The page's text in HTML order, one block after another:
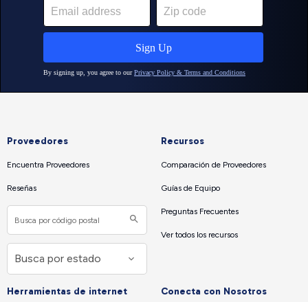
Proveedores
Encuentra Proveedores
Reseñas
Recursos
Comparación de Proveedores
Guías de Equipo
Preguntas Frecuentes
Ver todos los recursos
Herramientas de internet Conecta con Nosotros